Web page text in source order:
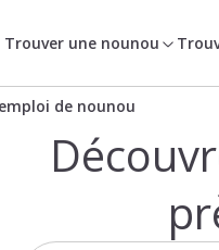
Trouver une nounou
de nounou